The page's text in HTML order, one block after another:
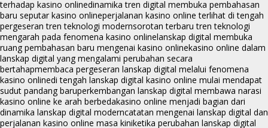
terhadap kasino onlinedinamika tren digital membuka pembahasan
baru seputar kasino onlineperjalanan kasino online terlihat di tengah
pergeseran tren teknologi modernsorotan terbaru tren teknologi
mengarah pada fenomena kasino onlinelanskap digital membuka
ruang pembahasan baru mengenai kasino onlinekasino online dalam
lanskap digital yang mengalami perubahan secara
bertahapmembaca pergeseran lanskap digital melalui fenomena
kasino onlinedi tengah lanskap digital kasino online mulai mendapat
sudut pandang baruperkembangan lanskap digital membawa narasi
kasino online ke arah berbedakasino online menjadi bagian dari
dinamika lanskap digital moderncatatan mengenai lanskap digital dan
perjalanan kasino online masa kiniketika perubahan lanskap digital